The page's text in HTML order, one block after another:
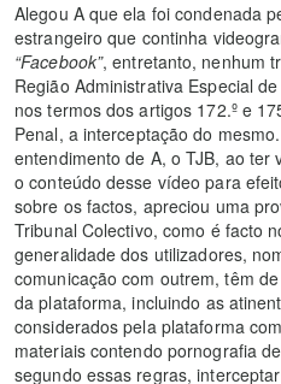
Alegou A que ela foi condenada
estrangeiro que continha
“Facebook”, entretanto, nenhum
Região Administrativa Especial
nos termos dos artigos 172.º e
Penal, a interceptação do
entendimento de A, o TJB, ao
o conteúdo desse vídeo para
sobre os factos, apreciou uma
Tribunal Colectivo, como é facto
generalidade dos utilizadores,
comunicação com outrem, têm
da plataforma, incluindo as
considerados pela plataforma
materiais contendo pornografia
segundo essas regras,